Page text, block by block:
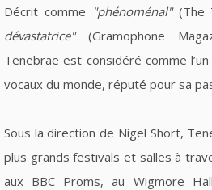
Décrit comme "phénoménal"(The
dévastatrice"(Gramophone
Tenebrae est considéré comme
vocaux du monde, réputé pour sa
Sous la direction de Nigel Short,
plus grands festivals et salles à
aux BBC Proms, au Wigmore